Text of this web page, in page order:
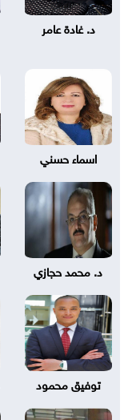
د. غادة عامر
اسماء حسني
د. محمد حجازي
توفيق محمود